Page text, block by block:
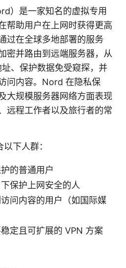
）是一家知名的虚拟专用
帮助用户在上网时获得更高
过在全球多地部署的服务
密并路由到远端服务器，从
、保护数据免受窥探，并
问内容。Nord 在隐私保
大规模服务器网络方面表现
远程工作者以及旅行者的常
下人群：
的普通用户
保护上网安全的人
问内容的用户（如国际媒
定且可扩展的 VPN 方案